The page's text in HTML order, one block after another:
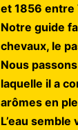
et 1856 entre
Notre guide
chevaux, le
Nous
laquelle il a
arômes en
L’eau